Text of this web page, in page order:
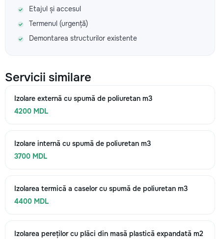
Etajul și accesul
Termenul (urgență)
Demontarea structurilor existente
Servicii similare
Izolare externă cu spumă de poliuretan m3
4200 MDL
Izolare internă cu spumă de poliuretan m3
3700 MDL
Izolarea termică a caselor cu spumă de poliuretan m3
4400 MDL
Izolarea pereților cu plăci din masă plastică expandată m2